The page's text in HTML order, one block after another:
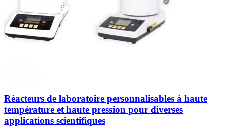
Réacteurs de laboratoire personnalisables à haute
température et haute pression pour diverses
applications scientifiques